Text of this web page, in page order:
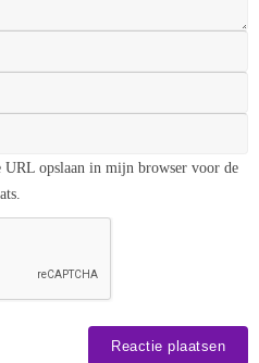
URL opslaan in mijn browser voor de